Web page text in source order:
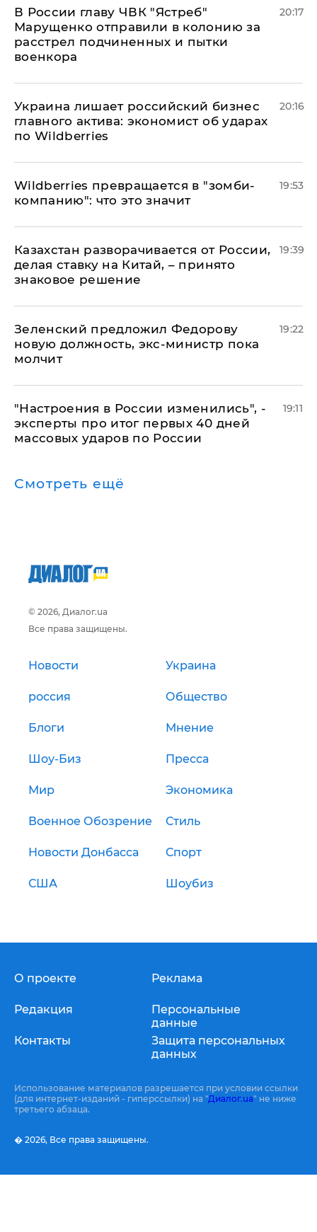
В России главу ЧВК "Ястреб"
Марущенко отправили в колонию за
расстрел подчиненных и пытки
военкора
20:17
​Украина лишает российский бизнес
главного актива: экономист об ударах
по Wildberries
20:16
Wildberries превращается в "зомби-
компанию": что это значит
19:53
Казахстан разворачивается от России,
делая ставку на Китай, – принято
знаковое решение
19:39
Зеленский предложил Федорову
новую должность, экс-министр пока
молчит
19:22
"Настроения в России изменились", -
эксперты про итог первых 40 дней
массовых ударов по России
19:11
Смотреть ещё
© 2026, Диалог.ua
Все права защищены.
Новости Украина
россия Общество
Блоги Мнение
Шоу-Биз Пресса
Мир Экономика
Военное Обозрение Стиль
Новости Донбасса Спорт
США Шоубиз
О проекте
Редакция
Контакты
Реклама
Персональные
данные
Защита персональных
данных
Использование материалов разрешается при условии ссылки
(для интернет-изданий - гиперссылки) на "Диалог.ua" не ниже
третьего абзаца.
� 2026, Все права защищены.